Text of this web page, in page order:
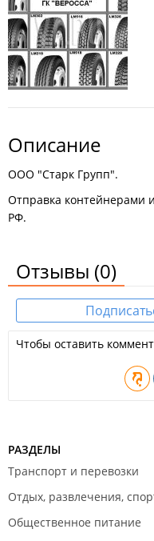
Описание
ООО "Старк Групп".
Отправка контейнерами
РФ.
Отзывы (0)
Чтобы оставить
РАЗДЕЛЫ
Транспорт и перевозки
Отдых, развлечения,
Общественное питание